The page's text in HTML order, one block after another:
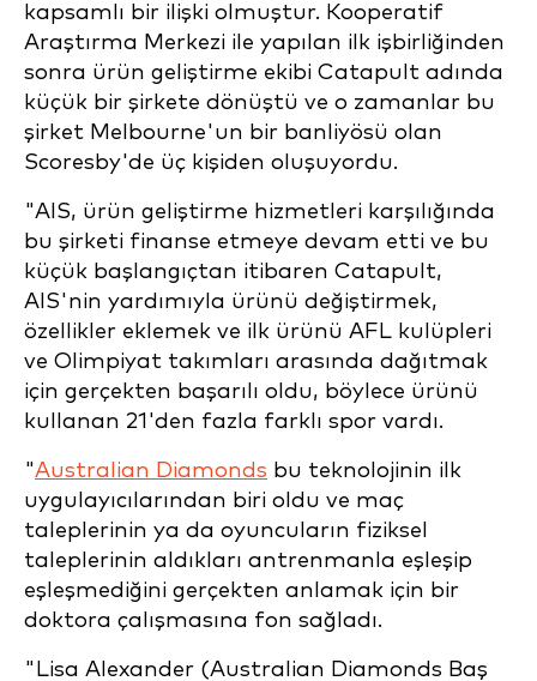
kapsamlı bir ilişki olmuştur. Kooperatif
Araştırma Merkezi ile yapılan ilk işbirliğinden
sonra ürün geliştirme ekibi Catapult adında
küçük bir şirkete dönüştü ve o zamanlar bu
şirket Melbourne'un bir banliyösü olan
Scoresby'de üç kişiden oluşuyordu.
"AIS, ürün geliştirme hizmetleri karşılığında
bu şirketi finanse etmeye devam etti ve bu
küçük başlangıçtan itibaren Catapult,
AIS'nin yardımıyla ürünü değiştirmek,
özellikler eklemek ve ilk ürünü AFL kulüpleri
ve Olimpiyat takımları arasında dağıtmak
için gerçekten başarılı oldu, böylece ürünü
kullanan 21'den fazla farklı spor vardı.
"Australian Diamonds bu teknolojinin ilk
uygulayıcılarından biri oldu ve maç
taleplerinin ya da oyuncuların fiziksel
taleplerinin aldıkları antrenmanla eşleşip
eşleşmediğini gerçekten anlamak için bir
doktora çalışmasına fon sağladı.
"Lisa Alexander (Australian Diamonds Baş